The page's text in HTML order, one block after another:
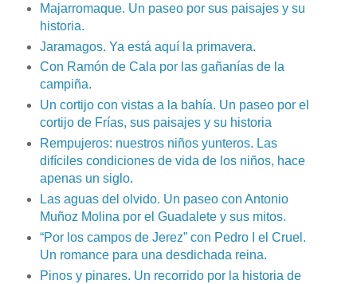
Majarromaque. Un paseo por sus paisajes y su
historia.
Jaramagos. Ya está aquí la primavera.
Con Ramón de Cala por las gañanías de la
campiña.
Un cortijo con vistas a la bahía. Un paseo por el
cortijo de Frías, sus paisajes y su historia
Rempujeros: nuestros niños yunteros. Las
difíciles condiciones de vida de los niños, hace
apenas un siglo.
Las aguas del olvido. Un paseo con Antonio
Muñoz Molina por el Guadalete y sus mitos.
“Por los campos de Jerez” con Pedro I el Cruel.
Un romance para una desdichada reina.
Pinos y pinares. Un recorrido por la historia de